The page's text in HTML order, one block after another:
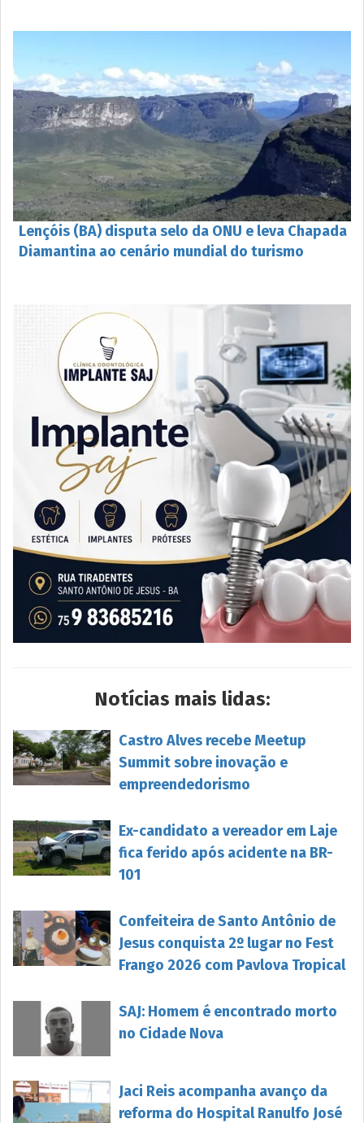
Lençóis (BA) disputa selo da ONU e leva Chapada
Diamantina ao cenário mundial do turismo
Notícias mais lidas:
Castro Alves recebe Meetup
Summit sobre inovação e
empreendedorismo
Ex-candidato a vereador em Laje
fica ferido após acidente na BR-
101
Confeiteira de Santo Antônio de
Jesus conquista 2º lugar no Fest
Frango 2026 com Pavlova Tropical
SAJ: Homem é encontrado morto
no Cidade Nova
Jaci Reis acompanha avanço da
reforma do Hospital Ranulfo José